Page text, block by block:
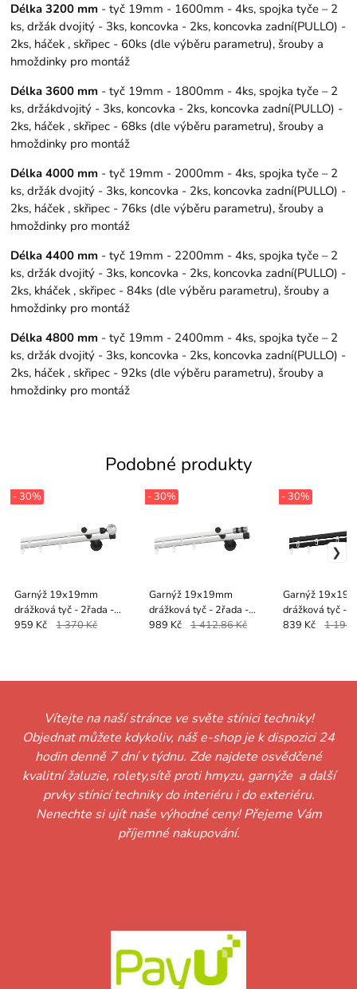
Délka 3200 mm - tyč 19mm - 1600mm - 4ks, spojka tyče – 2
ks, držák dvojitý - 3ks, koncovka - 2ks, koncovka zadní(PULLO) -
2ks, háček , skřipec - 60ks (dle výběru parametru), šrouby a
hmoždinky pro montáž
Délka 3600 mm - tyč 19mm - 1800mm - 4ks, spojka tyče – 2
ks, držákdvojitý - 3ks, koncovka - 2ks, koncovka zadní(PULLO) -
2ks, háček , skřipec - 68ks (dle výběru parametru), šrouby a
hmoždinky pro montáž
Délka 4000 mm - tyč 19mm - 2000mm - 4ks, spojka tyče – 2
ks, držák dvojitý - 3ks, koncovka - 2ks, koncovka zadní(PULLO) -
2ks, háček , skřipec - 76ks (dle výběru parametru), šrouby a
hmoždinky pro montáž
Délka 4400 mm - tyč 19mm - 2200mm - 4ks, spojka tyče – 2
ks, držák dvojitý - 3ks, koncovka - 2ks, koncovka zadní(PULLO) -
2ks, kháček , skřipec - 84ks (dle výběru parametru), šrouby a
hmoždinky pro montáž
Délka 4800 mm - tyč 19mm - 2400mm - 4ks, spojka tyče – 2
ks, držák dvojitý - 3ks, koncovka - 2ks, koncovka zadní(PULLO) -
2ks, háček , skřipec - 92ks (dle výběru parametru), šrouby a
hmoždinky pro montáž
Podobné produkty
Garnýž 19x19mm
drážková tyč - 2řada -
KOULE CRYSTAL - bílo
- 30%
959 Kč 1 370 Kč
Garnýž 19x19mm
drážková tyč - 2řada -
VALEC - bílo černá
- 30%
989 Kč 1 412.86 Kč
Garnýž
drážková tyč -
PULLO - černá
- 30%
839 Kč 1
Vítejte na naší stránce ve světe stínici techniky!
Objednat můžete kdykoliv, náš e-shop je k dispozici 24
hodin denně 7 dní v týdnu. Zde najdete osvědčené
kvalitní žaluzie, rolety,sítě proti hmyzu, garnýže a další
prvky stínicí techniky do interiéru i do exteriéru.
Nenechte si ujít naše výhodné ceny! Přejeme Vám
příjemné nakupování.